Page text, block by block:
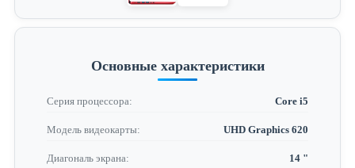
Основные характеристики
Серия процессора: Core i5
Модель видеокарты: UHD Graphics 620
Диагональ экрана: 14 "